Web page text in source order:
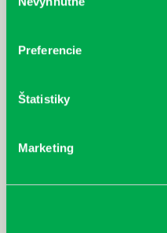
súhlasu
Preferencie
Štatistiky
Marketing
Prvá biografia najväčšieho
cyklistu modernej doby: